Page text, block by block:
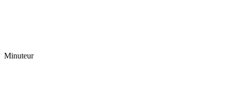
Minuteur